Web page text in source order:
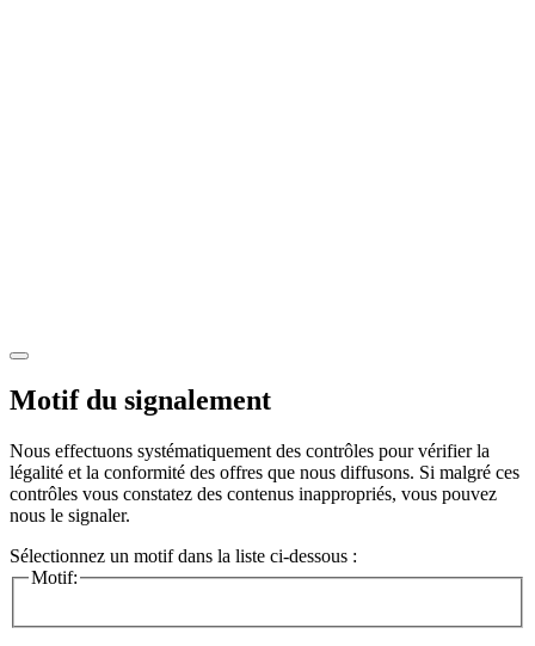
Motif du signalement
Nous effectuons systématiquement des contrôles pour vérifier la
légalité et la conformité des offres que nous diffusons. Si malgré ces
contrôles vous constatez des contenus inappropriés, vous pouvez
nous le signaler.
Sélectionnez un motif dans la liste ci-dessous :
Motif: